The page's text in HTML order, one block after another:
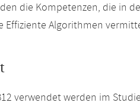
die Kompetenzen, die in
Effiziente Algorithmen
verwendet werden im